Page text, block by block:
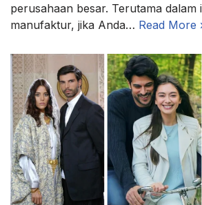
perusahaan besar. Terutama dalam
manufaktur, jika Anda… Read More